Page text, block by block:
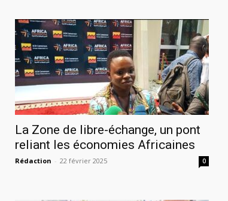
La Zone de libre-échange, un pont
reliant les économies Africaines
Rédaction - 22 février 2025 0